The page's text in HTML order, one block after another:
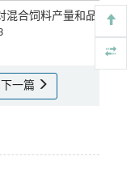
混合饲料产量和品
下一篇